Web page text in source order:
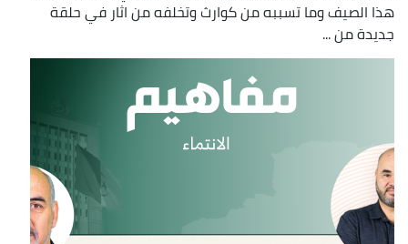
هذا الصيف وما تسببه من كوارث وتخلفه من اثار في حلقة
جديدة من ...